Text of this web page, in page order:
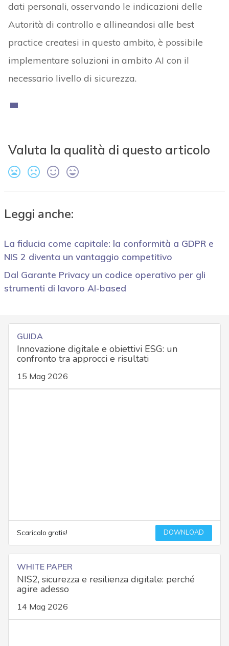
dati personali, osservando le indicazioni delle
Autorità di controllo e allineandosi alle best
practice createsi in questo ambito, è possibile
implementare soluzioni in ambito AI con il
necessario livello di sicurezza.
Valuta la qualità di questo articolo
Leggi anche:
La fiducia come capitale: la conformità a GDPR e
NIS 2 diventa un vantaggio competitivo
Dal Garante Privacy un codice operativo per gli
strumenti di lavoro AI-based
GUIDA
Innovazione digitale e obiettivi ESG: un
confronto tra approcci e risultati
15 Mag 2026
Scaricalo gratis! DOWNLOAD
WHITE PAPER
NIS2, sicurezza e resilienza digitale: perché
agire adesso
14 Mag 2026